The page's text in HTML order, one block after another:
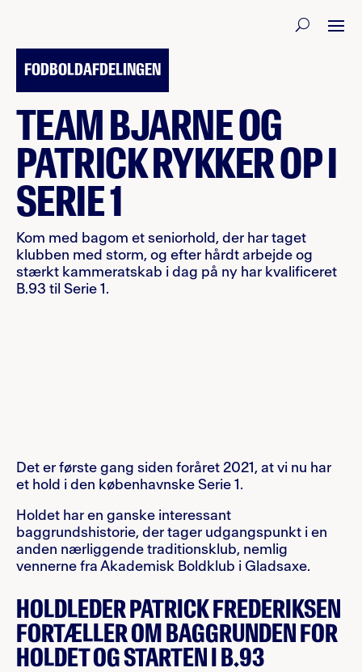
FODBOLDAFDELINGEN
TEAM BJARNE OG
PATRICK RYKKER OP I
SERIE 1
Kom med bagom et seniorhold, der har taget
klubben med storm, og efter hårdt arbejde og
stærkt kammeratskab i dag på ny har kvalificeret
B.93 til Serie 1.
Det er første gang siden foråret 2021, at vi nu har
et hold i den københavnske Serie 1.
Holdet har en ganske interessant
baggrundshistorie, der tager udgangspunkt i en
anden nærliggende traditionsklub, nemlig
vennerne fra Akademisk Boldklub i Gladsaxe.
HOLDLEDER PATRICK FREDERIKSEN
FORTÆLLER OM BAGGRUNDEN FOR
HOLDET OG STARTEN I B.93